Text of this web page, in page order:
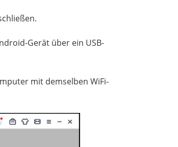
Gerät über ein USB-
mit demselben WiFi-